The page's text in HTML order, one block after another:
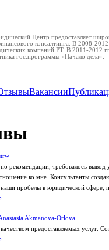
Центр предоставляет
консалтинга. В 2008-
компаний РТ. В 2011-2012
гос.программы «Начало дела».
Вакансии
рекомендации, требовалось
ко мне. Консультанты
пробелы в юридической сфере,
Akmanova-Orlova
предоставляемых услуг.